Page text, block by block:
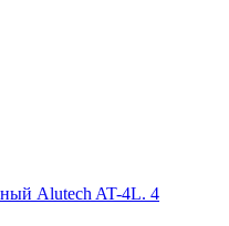
Alutech AT-4L. 4